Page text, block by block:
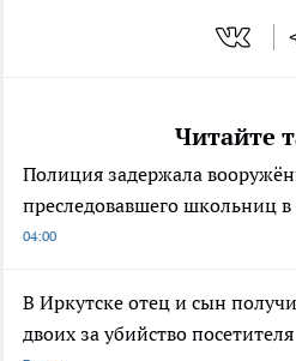
Читайте
Полиция задержала
преследовавшего школьниц в
04:00
В Иркутске отец и сын
двоих за убийство